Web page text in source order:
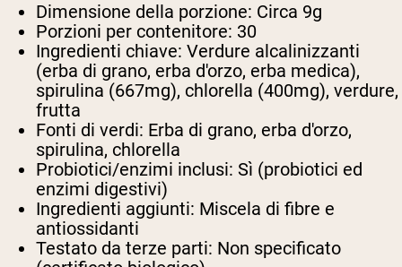
Dimensione della porzione: Circa 9g
Porzioni per contenitore: 30
Ingredienti chiave: Verdure alcalinizzanti
(erba di grano, erba d'orzo, erba medica),
spirulina (667mg), chlorella (400mg), verdure,
frutta
Fonti di verdi: Erba di grano, erba d'orzo,
spirulina, chlorella
Probiotici/enzimi inclusi: Sì (probiotici ed
enzimi digestivi)
Ingredienti aggiunti: Miscela di fibre e
antiossidanti
Testato da terze parti: Non specificato